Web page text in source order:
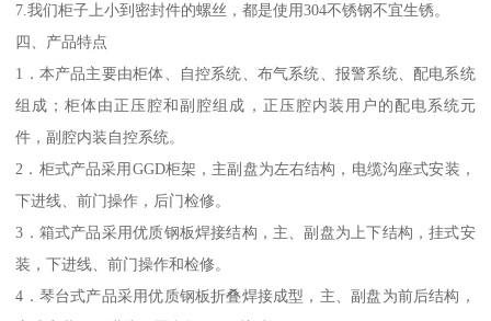
7.我们柜子上小到密封件的螺丝，都是使用304不锈钢不宜生锈。
四、产品特点
1．本产品主要由柜体、自控系统、布气系统、报警系统、配电系统
组成；柜体由正压腔和副腔组成，正压腔内装用户的配电系统元
件，副腔内装自控系统。
2．柜式产品采用GGD柜架，主副盘为左右结构，电缆沟座式安装，
下进线、前门操作，后门检修。
3．箱式产品采用优质钢板焊接结构，主、副盘为上下结构，挂式安
装，下进线、前门操作和检修。
4．琴台式产品采用优质钢板折叠焊接成型，主、副盘为前后结构，